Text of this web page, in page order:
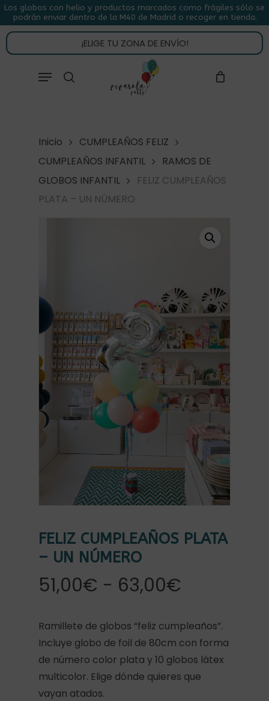
Skip
to
main
content
Los globos con helio y productos marcados como frágiles sólo se
podrán enviar dentro de la M40 de Madrid o recoger en tienda.
¡ELIGE TU ZONA DE ENVÍO!
Menu
CARRITO CLOSE
CART
Inicio
CUMPLEAÑOS FELIZ
CUMPLEAÑOS INFANTIL
RAMOS DE
GLOBOS INFANTIL
FELIZ CUMPLEAÑOS
PLATA – UN NÚMERO
FELIZ CUMPLEAÑOS PLATA
– UN NÚMERO
51,00€ - 63,00€
precios:
desde
51,00€
hasta
Ramillete de globos “feliz cumpleaños”.
Incluye globo de foil de 80cm con forma
de número color plata y 10 globos látex
multicolor. Elige dónde quieres que
vayan atados.
Menu